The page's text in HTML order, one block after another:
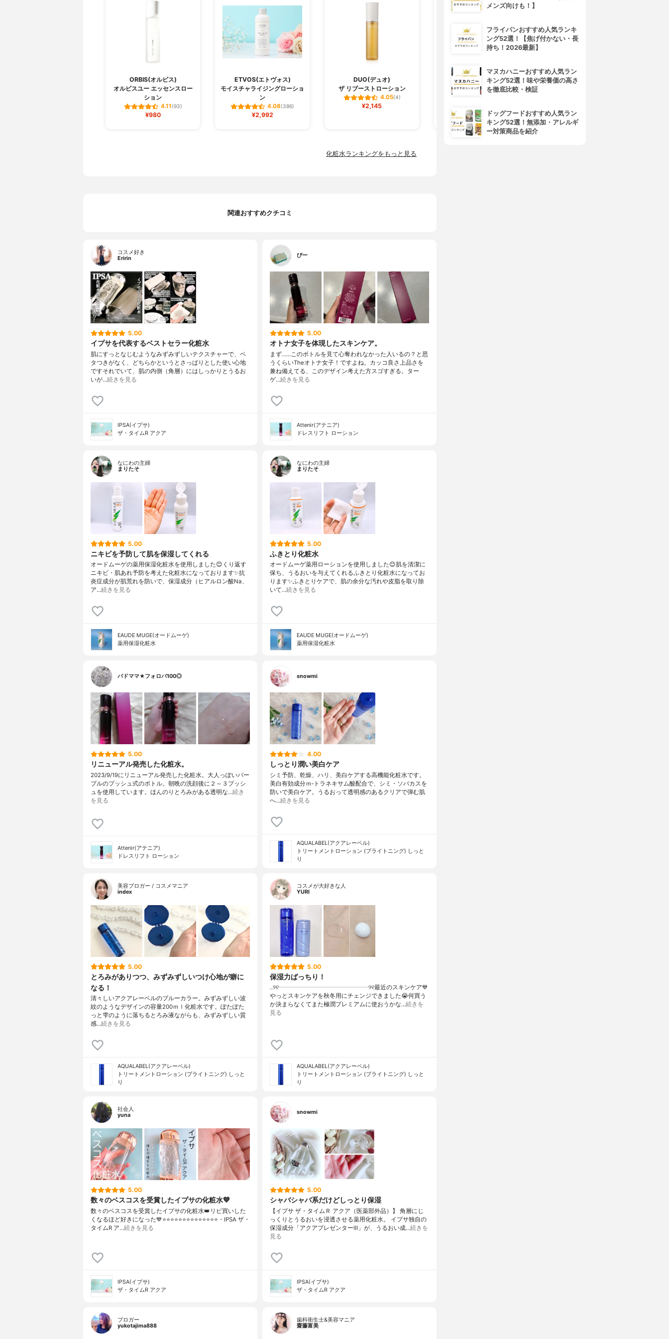
ORBIS(オルビス)
オルビスユー エッセンスロー
ション
4.11(93)
¥980
ETVOS(エトヴォス)
モイスチャライジングローショ
ン
4.08(386)
¥2,992
DUO(デュオ)
ザ リブーストローション
4.05(4)
¥2,145
d program(d プログラム)
バイタライジング＆クリア ロ
¥3,279
ALBION(アルビオン)
化粧水ランキングをもっと見る
関連おすすめクチコミ
コスメ好き
Eririn
5.00
イプサを代表するベストセラー化粧水
肌にすっとなじむようなみずみずしいテクスチャーで、ベ
タつきがなく、どちらかというとさっぱりとした使い心地
ですそれでいて、肌の内側（角層）にはしっかりとうるお
いが…続きを見る
IPSA(イプサ)
ザ・タイムR アクア
ぴー
5.00
オトナ女子を体現したスキンケア。
まず……このボトルを見て心奪われなかった人いるの？と思
うくらいTheオトナ女子！ですよね。カッコ良さ上品さを
兼ね備えてる、このデザイン考えた方スゴすぎる。ター
ゲ…続きを見る
Attenir(アテニア)
ドレスリフト ローション
なにわの主婦
まりたそ
5.00
ニキビを予防して肌を保湿してくれる
オードムーゲの薬用保湿化粧水を使用しました😊くり返す
ニキビ・肌あれ予防を考えた化粧水になっております✨抗
炎症成分が肌荒れを防いで、保湿成分（ヒアルロン酸Na、
ア…続きを見る
EAUDE MUGE(オードムーゲ)
薬用保湿化粧水
なにわの主婦
まりたそ
5.00
ふきとり化粧水
オードムーゲ薬用ローションを使用しました😊肌を清潔に
保ち、うるおいを与えてくれるふきとり化粧水になってお
ります✨ふきとりケアで、肌の余分な汚れや皮脂を取り除
いて…続きを見る
EAUDE MUGE(オードムーゲ)
薬用保湿化粧水
バドママ★フォロバ100◎
5.00
リニューアル発売した化粧水。
2023/9/19にリニューアル発売した化粧水。大人っぽいパー
プルのプッシュ式のボトル。朝晩の洗顔後に２～３プッシ
ュを使用しています。ほんのりとろみがある透明な…続き
を見る
Attenir(アテニア)
ドレスリフト ローション
snowmi
4.00
しっとり潤い美白ケア
シミ予防、乾燥、ハリ、美白ケアする高機能化粧水です。
美白有効成分ｍ‐トラネキサム酸配合で、シミ・ソバカスを
防いで美白ケア。うるおって透明感のあるクリアで弾む肌
へ…続きを見る
AQUALABEL(アクアレーベル)
トリートメントローション (ブライトニング) しっと
り
美容ブロガー / コスメマニア
index
5.00
とろみがありつつ、みずみずしいつけ心地が癖に
なる！
清々しいアクアレーベルのブルーカラー。みずみずしい波
紋のようなデザインの容量200ｍｌ化粧水です。ぽたぽた
っと雫のように落ちるとろみ液ながらも、みずみずしい質
感…続きを見る
AQUALABEL(アクアレーベル)
トリートメントローション (ブライトニング) しっと
り
コスメが大好きな人
YURI
5.00
保湿力ばっちり！
..୨୧┈┈┈┈┈┈┈┈┈┈┈┈┈┈┈୨୧最近のスキンケア💙
やっとスキンケアを秋冬用にチェンジできました😭何買う
か決まらなくてまた極潤プレミアムに使おうかな…続きを
見る
AQUALABEL(アクアレーベル)
トリートメントローション (ブライトニング) しっと
り
社会人
yuna
5.00
数々のベスコスを受賞したイプサの化粧水💙
数々のベスコスを受賞したイプサの化粧水👑リピ買いした
くなるほど好きになった💙⭐️⭐️⭐️⭐️⭐️⭐️⭐️⭐️⭐️⭐️⭐️⭐️⭐️⭐️・IPSA ザ・
タイムR ア…続きを見る
IPSA(イプサ)
ザ・タイムR アクア
snowmi
5.00
シャバシャバ系だけどしっとり保湿
【イプサ ザ・タイムＲ アクア（医薬部外品）】 角層にじ
っくりとうるおいを浸透させる薬用化粧水。 イプサ独自の
保湿成分「アクアプレゼンターIII」が、うるおい成…続きを
見る
IPSA(イプサ)
ザ・タイムR アクア
ブロガー
yukotajima888
歯科衛生士&美容マニア
齋藤富美
メンズ向けも！】
フライパンおすすめ人気ランキ
ング52選！【焦げ付かない・長
持ち！2026最新】
マヌカハニーおすすめ人気ラン
キング52選！味や栄養価の高さ
を徹底比較・検証
ドッグフードおすすめ人気ラン
キング52選！無添加・アレルギ
ー対策商品を紹介